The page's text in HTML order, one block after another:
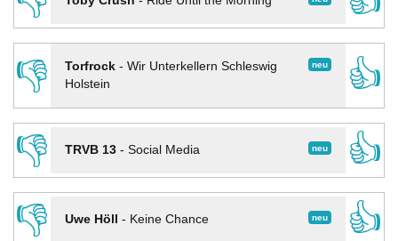
👎
neu
Torfrock- Wir Unterkellern Schleswig
Holstein
👍
👎
neu
TRVB 13- Social Media
👍
👎
neu
Uwe Höll - Keine Chance
👍